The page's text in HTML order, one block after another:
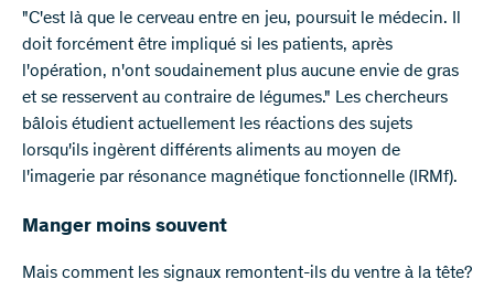
"C'est là que le cerveau entre en jeu, poursuit le médecin. Il
doit forcément être impliqué si les patients, après
l'opération, n'ont soudainement plus aucune envie de gras
et se resservent au contraire de légumes." Les chercheurs
bâlois étudient actuellement les réactions des sujets
lorsqu'ils ingèrent différents aliments au moyen de
l'imagerie par résonance magnétique fonctionnelle (IRMf).
Manger moins souvent
Mais comment les signaux remontent-ils du ventre à la tête?